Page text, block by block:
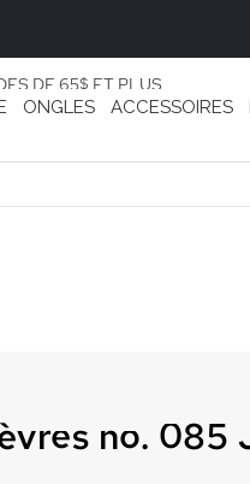
DE 65$ ET PLUS
ONGLES ACCESSOIRES
no. 085